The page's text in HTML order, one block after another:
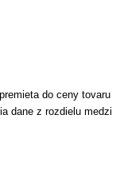
do ceny tovaru
dane z rozdielu medzi